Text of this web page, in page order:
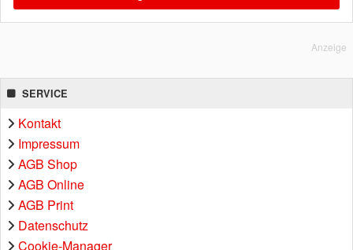
Anzeige
SERVICE
Kontakt
Impressum
AGB Shop
AGB Online
AGB Print
Datenschutz
Cookie-Manager